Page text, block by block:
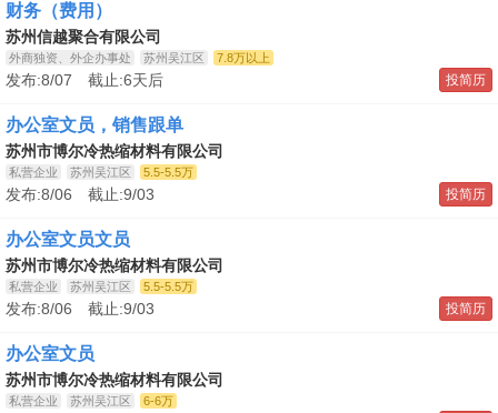
财务（费用）
苏州信越聚合有限公司
外商独资、外企办事处 苏州吴江区 7.8万以上
发布:8/07 截止:6天后 投简历
办公室文员，销售跟单
苏州市博尔冷热缩材料有限公司
私营企业 苏州吴江区 5.5-5.5万
发布:8/06 截止:9/03 投简历
办公室文员文员
苏州市博尔冷热缩材料有限公司
私营企业 苏州吴江区 5.5-5.5万
发布:8/06 截止:9/03 投简历
办公室文员
苏州市博尔冷热缩材料有限公司
私营企业 苏州吴江区 6-6万